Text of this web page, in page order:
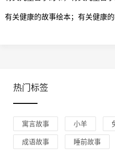
有关健康的故事绘本；有关健康
热门标签
寓言故事 小羊
成语故事 睡前故事